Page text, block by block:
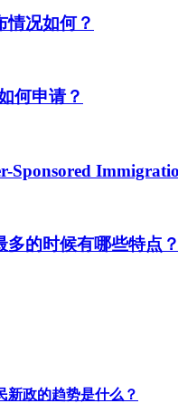
情况如何？
何申请？
Sponsored
的时候有哪些特点？
新政的趋势是什么？